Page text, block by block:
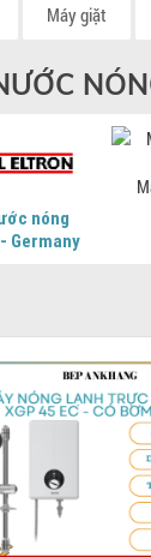
Máy giặt
nóng
Germany